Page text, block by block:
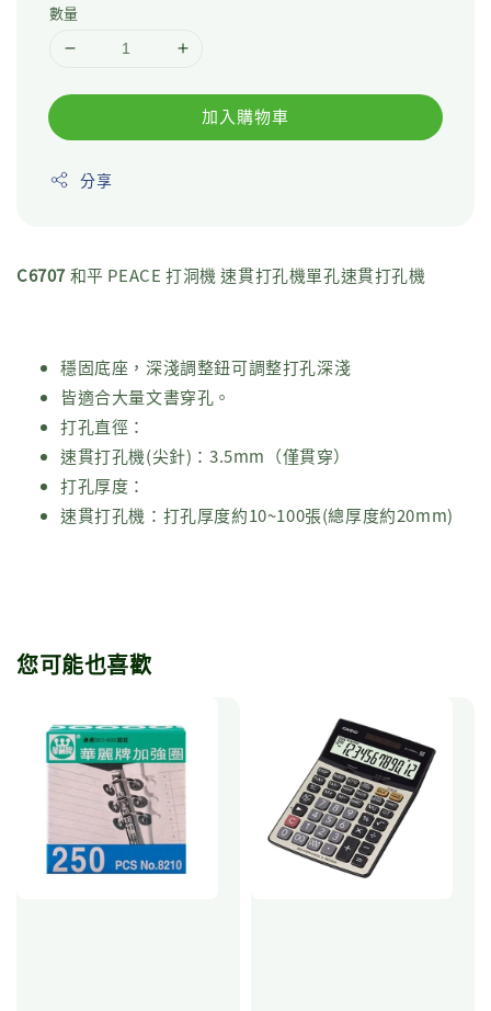
數量
加入購物車
分享
C6707和平 PEACE 打洞機 速貫打孔機單孔速貫打孔機
穩固底座，深淺調整鈕可調整打孔深淺
皆適合大量文書穿孔。
打孔直徑：
速貫打孔機(尖針)：3.5mm（僅貫穿）
打孔厚度：
速貫打孔機：打孔厚度約10~100張(總厚度約20mm)
您可能也喜歡